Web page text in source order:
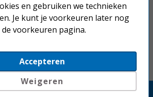
boven € 25,-
dagen na aankoop
Printerland.nl
en gebruiken we technieken
Je kunt je voorkeuren later nog
voorkeuren pagina.
Accepteren
Weigeren